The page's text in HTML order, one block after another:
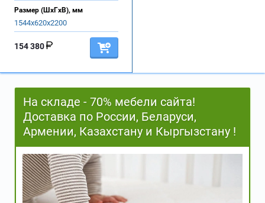
Размер (ШхГхВ), мм
1544х620х2200
154 380
На складе - 70% мебели сайта!
Доставка по России, Беларуси,
Армении, Казахстану и Кыргызстану !